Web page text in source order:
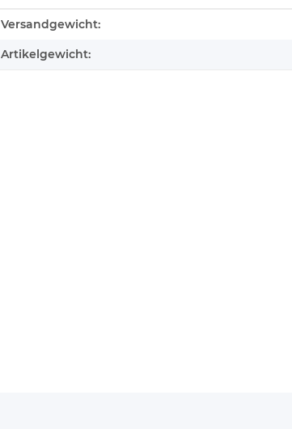
Produkteigenschaft
Wert
Versandgewicht:
Artikelgewicht: